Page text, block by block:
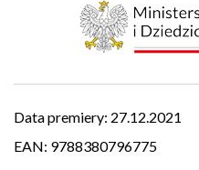
Data premiery: 27.12.2021
EAN: 9788380796775